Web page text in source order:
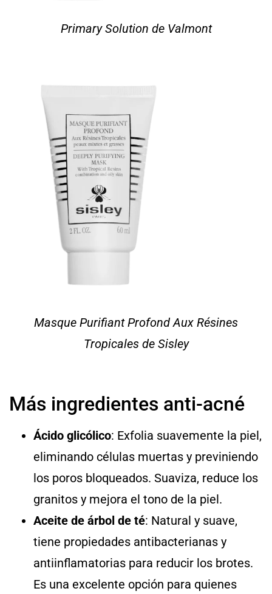
Primary Solution de Valmont
Masque Purifiant Profond Aux Résines
Tropicales de Sisley
Más ingredientes anti-acné
Ácido glicólico: Exfolia suavemente la piel,
eliminando células muertas y previniendo
los poros bloqueados. Suaviza, reduce los
granitos y mejora el tono de la piel.
Aceite de árbol de té: Natural y suave,
tiene propiedades antibacterianas y
antiinflamatorias para reducir los brotes.
Es una excelente opción para quienes